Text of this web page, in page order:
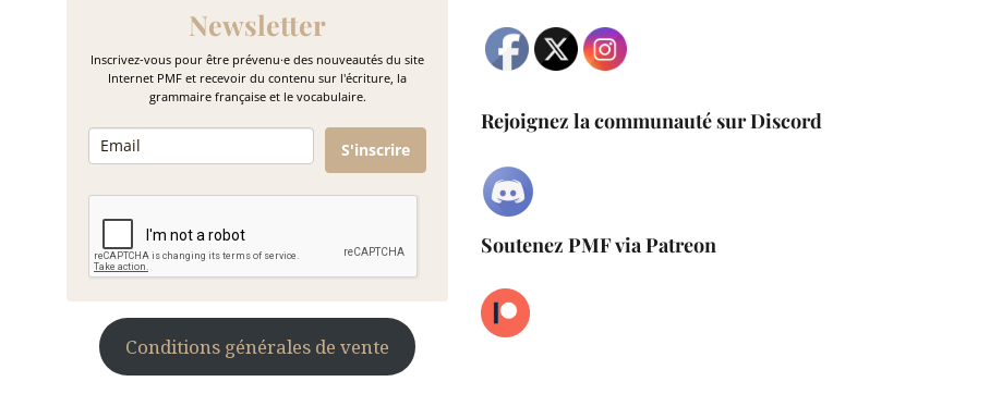
Newsletter
Inscrivez-vous pour être prévenu·e des nouveautés du site
Internet PMF et recevoir du contenu sur l'écriture, la
grammaire française et le vocabulaire.
S'inscrire
Conditions générales de vente
Rejoignez la communauté sur Discord
Soutenez PMF via Patreon